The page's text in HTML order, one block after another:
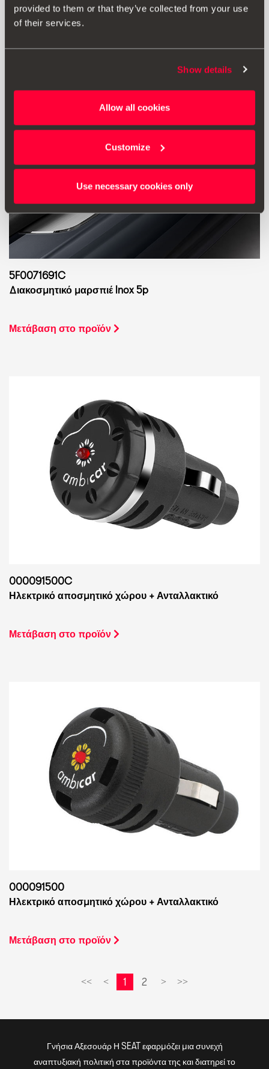
provided to them or that they’ve collected from your use
of their services.
Show details
Allow all cookies
Customize
Use necessary cookies only
Μετάβαση στο προϊόν
5F0071691C
Διακοσμητικό μαρσπιέ Inox 5p
Μετάβαση στο προϊόν
000091500C
Ηλεκτρικό αποσμητικό χώρου + Ανταλλακτικό
Μετάβαση στο προϊόν
000091500
Ηλεκτρικό αποσμητικό χώρου + Ανταλλακτικό
Μετάβαση στο προϊόν
<< < 1 2 > >>
Γνήσια Αξεσουάρ Η SEAT εφαρμόζει μια συνεχή
αναπτυξιακή πολιτική στα προϊόντα της και διατηρεί το